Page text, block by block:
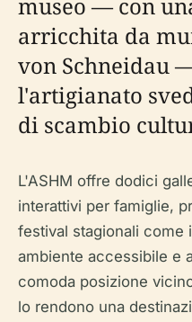
arricchita da
von Schneidau
l'artigianato
di scambio
L'ASHM offre dodici
interattivi per famiglie,
festival stagionali come
ambiente accessibile e
comoda posizione
lo rendono una